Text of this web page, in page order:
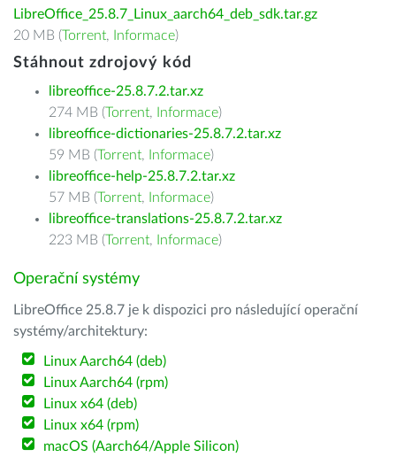
LibreOffice_25.8.7_Linux_aarch64_deb_sdk.tar.gz
20 MB (Torrent, Informace)
Stáhnout zdrojový kód
libreoffice-25.8.7.2.tar.xz
274 MB (Torrent, Informace)
libreoffice-dictionaries-25.8.7.2.tar.xz
59 MB (Torrent, Informace)
libreoffice-help-25.8.7.2.tar.xz
57 MB (Torrent, Informace)
libreoffice-translations-25.8.7.2.tar.xz
223 MB (Torrent, Informace)
Operační systémy
LibreOffice 25.8.7 je k dispozici pro následující operační
systémy/architektury:
Linux Aarch64 (deb)
Linux Aarch64 (rpm)
Linux x64 (deb)
Linux x64 (rpm)
macOS (Aarch64/Apple Silicon)